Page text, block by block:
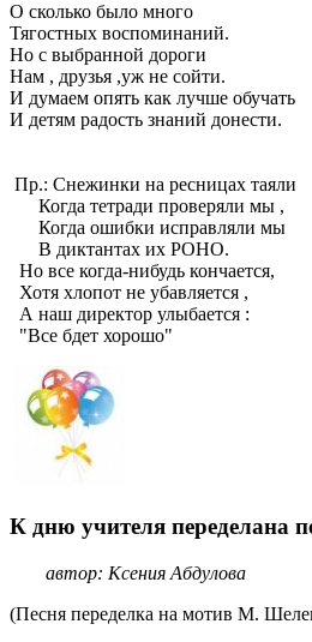
О сколько было много
Тягостных воспоминаний.
Но с выбранной дороги
Нам , друзья ,уж не сойти.
И думаем опять как лучше обучать
И детям радость знаний донести.
Пр.: Снежинки на ресницах таяли
Когда тетради проверяли мы ,
Когда ошибки исправляли мы
В диктантах их РОНО.
Но все когда-нибудь кончается,
Хотя хлопот не убавляется ,
А наш директор улыбается :
"Все бдет хорошо"
К дню учителя переделана
автор: Ксения Абдулова
(Песня переделка на мотив М. Шелег